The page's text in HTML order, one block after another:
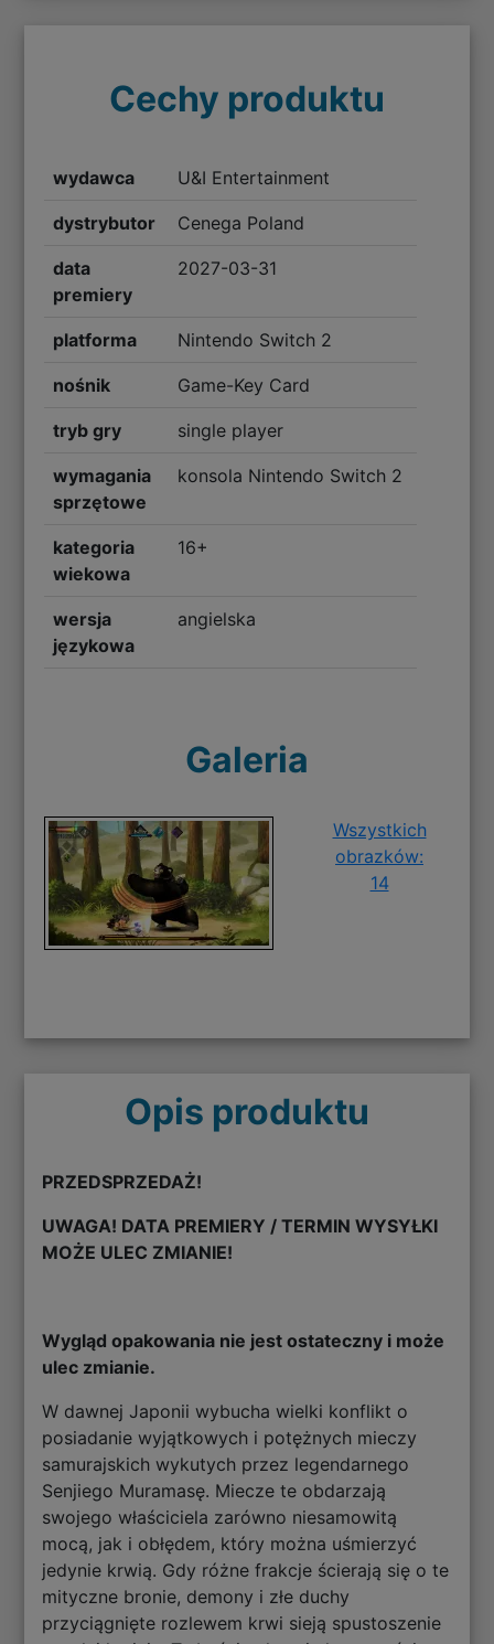
Cechy produktu
wydawca U&I Entertainment
dystrybutor Cenega Poland
data
premiery
2027-03-31
platforma Nintendo Switch 2
nośnik Game-Key Card
tryb gry single player
wymagania
sprzętowe
konsola Nintendo Switch 2
kategoria
wiekowa
16+
wersja
językowa
angielska
Galeria
Wszystkich
obrazków:
14
Opis produktu
PRZEDSPRZEDAŻ!
UWAGA! DATA PREMIERY / TERMIN WYSYŁKI
MOŻE ULEC ZMIANIE!
Wygląd opakowania nie jest ostateczny i może
ulec zmianie.
W dawnej Japonii wybucha wielki konflikt o
posiadanie wyjątkowych i potężnych mieczy
samurajskich wykutych przez legendarnego
Senjiego Muramasę. Miecze te obdarzają
swojego właściciela zarówno niesamowitą
mocą, jak i obłędem, który można uśmierzyć
jedynie krwią. Gdy różne frakcje ścierają się o te
mityczne bronie, demony i złe duchy
przyciągnięte rozlewem krwi sieją spustoszenie